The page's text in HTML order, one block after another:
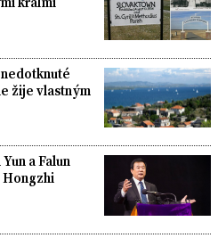
žije vlastným
a Falun
Hongzhi